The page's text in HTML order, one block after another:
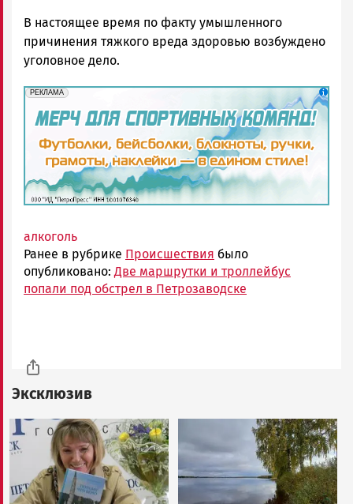
В настоящее время по факту умышленного
причинения тяжкого вреда здоровью возбуждено
уголовное дело.
erid: 2SDnjd1S7pa
РЕКЛАМА
Реклама
алкоголь
Ранее в рубрике Происшествия было
опубликовано: Две маршрутки и троллейбус
попали под обстрел в Петрозаводске
Эксклюзив
Image